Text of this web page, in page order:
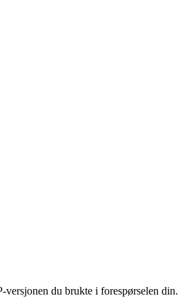
du brukte i forespørselen din.